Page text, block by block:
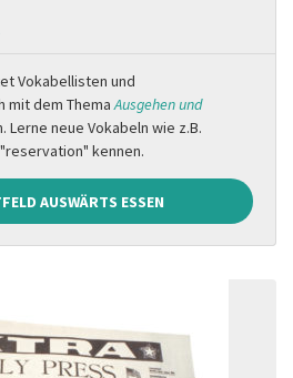
Vokabellisten und
mit dem ThemaAusgehen und
Lerne neue Vokabeln wie z.B.
kennen.
AUSWÄRTS ESSEN